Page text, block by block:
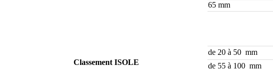
65 mm
Classement ISOLE
de 20 à 50 mm
de 55 à 100 mm